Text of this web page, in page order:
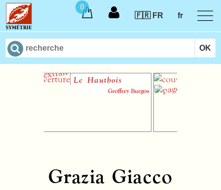
0
🇫🇷 FR
fr
Le Hautbois
Geoffrey Burgess
Grazia Giacco